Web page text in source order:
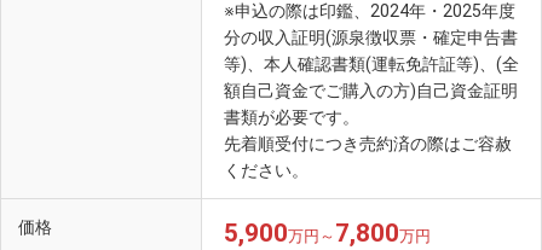
※申込の際は印鑑、2024年・2025年度
分の収入証明(源泉徴収票・確定申告書
等)、本人確認書類(運転免許証等)、(全
額自己資金でご購入の方)自己資金証明
書類が必要です。
先着順受付につき売約済の際はご容赦
ください。
価格 5,900万円～ 7,800万円